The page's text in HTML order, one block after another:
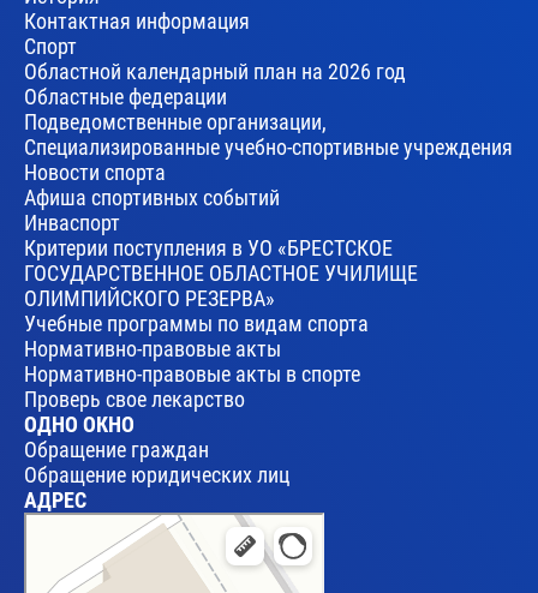
Контактная информация
Спорт
Областной календарный план на 2026 год
Областные федерации
Подведомственные организации,
Специализированные учебно-спортивные учреждения
Новости спорта
Афиша спортивных событий
Инваспорт
Критерии поступления в УО «БРЕСТСКОЕ
ГОСУДАРСТВЕННОЕ ОБЛАСТНОЕ УЧИЛИЩЕ
ОЛИМПИЙСКОГО РЕЗЕРВА»
Учебные программы по видам спорта
Нормативно-правовые акты
Нормативно-правовые акты в спорте
Проверь свое лекарство
ОДНО ОКНО
Обращение граждан
Обращение юридических лиц
АДРЕС
Улица Леваневского, 17 — Яндекс Карты